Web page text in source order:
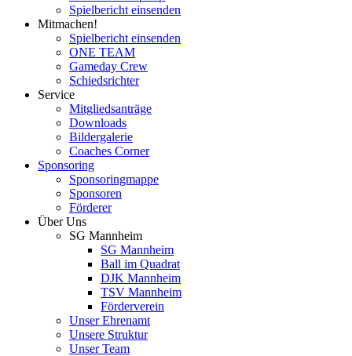
Spielbericht einsenden
Mitmachen!
Spielbericht einsenden
ONE TEAM
Gameday Crew
Schiedsrichter
Service
Mitgliedsanträge
Downloads
Bildergalerie
Coaches Corner
Sponsoring
Sponsoringmappe
Sponsoren
Förderer
Über Uns
SG Mannheim
SG Mannheim
Ball im Quadrat
DJK Mannheim
TSV Mannheim
Förderverein
Unser Ehrenamt
Unsere Struktur
Unser Team